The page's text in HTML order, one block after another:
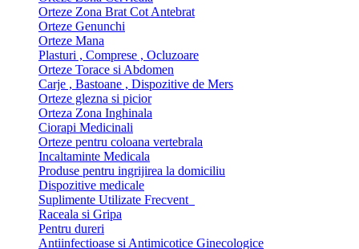
Orteze Zona Brat Cot Antebrat
Orteze Genunchi
Orteze Mana
Plasturi , Comprese , Ocluzoare
Orteze Torace si Abdomen
Carje , Bastoane , Dispozitive de Mers
Orteze glezna si picior
Orteza Zona Inghinala
Ciorapi Medicinali
Orteze pentru coloana vertebrala
Incaltaminte Medicala
Produse pentru ingrijirea la domiciliu
Dispozitive medicale
Suplimente Utilizate Frecvent
Raceala si Gripa
Pentru dureri
Antiinfectioase si Antimicotice Ginecologice